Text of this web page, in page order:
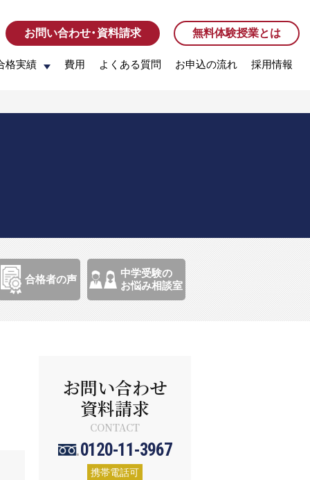
お問い合わせ・資料請求 無料体験授業とは
格実績 費用 よくある質問 お申込の流れ 採用情報
お問い合わせ・資料請求 無料体験授業とは
格実績 費用 よくある質問 お申込の流れ 採用情報
合格者の声
中学受験の
お悩み相談室
お問い合わせ
資料請求
CONTACT
0120-11-3967
携帯電話可